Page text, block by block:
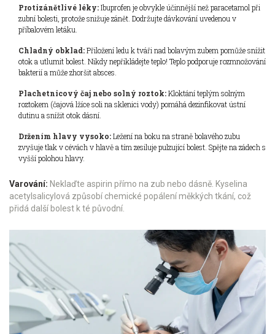
Protizánětlivé léky:Ibuprofen je obvykle účinnější než paracetamol při
zubní bolesti, protože snižuje zánět. Dodržujte dávkování uvedenou v
příbalovém letáku.
Chladný obklad:Přiložení ledu k tváři nad bolavým zubem pomůže snížit
otok a utlumit bolest. Nikdy nepřikládejte teplo! Teplo podporuje rozmnožování
bakterií a může zhoršit absces.
Plachetnicový čaj nebo solný roztok:Kloktání teplým solným
roztokem (čajová lžíce soli na sklenici vody) pomáhá dezinfikovat ústní
dutinu a snížit otok dásní.
Držením hlavy vysoko:Ležení na boku na straně bolavého zubu
zvyšuje tlak v cévách v hlavě a tím zesiluje pulzující bolest. Spějte na zádech s
vyšší polohou hlavy.
Varování: Neklaďte aspirin přímo na zub nebo dásně. Kyselina
acetylsalicylová způsobí chemické popálení měkkých tkání, což
přidá další bolest k té původní.